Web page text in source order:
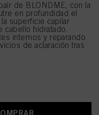
de BLONDME, con la
en profundidad el
superficie capilar
cabello hidratado.
internos y reparando
de aclaración tras